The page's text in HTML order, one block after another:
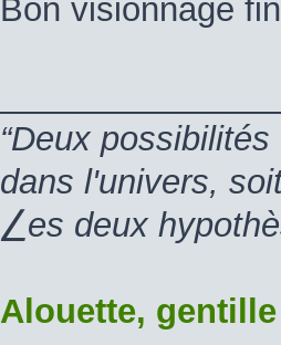
Bon visionnage
“Deux
dans l'univers,
⎳es deux
Alouette,